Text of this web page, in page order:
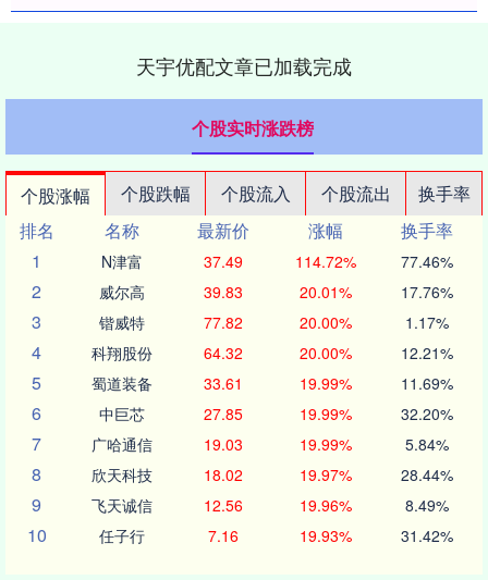
天宇优配文章已加载完成
个股实时涨跌榜
个股涨幅 个股跌幅 个股流入 个股流出
换手率
排名
名称 最新价 涨幅
换手率
1
N津富 37.49 114.72% 77.46%
2 威尔高 39.83 20.01% 17.76%
3 锴威特 77.82 20.00% 1.17%
4 科翔股份 64.32 20.00% 12.21%
5 蜀道装备 33.61 19.99% 11.69%
6 中巨芯 27.85 19.99% 32.20%
7 广哈通信 19.03 19.99% 5.84%
8 欣天科技 18.02 19.97% 28.44%
9 飞天诚信 12.56 19.96% 8.49%
10 任子行 7.16 19.93% 31.42%